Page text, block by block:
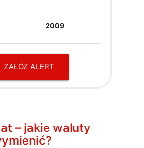
2009
ZAŁÓŻ ALERT
– jakie waluty